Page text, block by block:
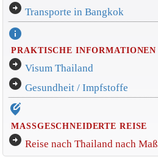
arrow_circle_right Transporte in Bangkok
info
PRAKTISCHE INFORMATIONEN
arrow_circle_right Visum Thailand
arrow_circle_right Gesundheit / Impfstoffe
edit_location_alt
MASSGESCHNEIDERTE REISE
arrow_circle_right Reise nach Thailand nach Maß